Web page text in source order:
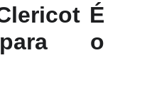
É
o